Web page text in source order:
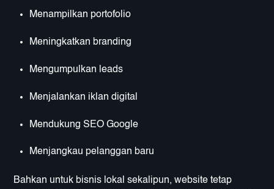
Menampilkan portofolio
Meningkatkan branding
Mengumpulkan leads
Menjalankan iklan digital
Mendukung SEO Google
Menjangkau pelanggan baru
Bahkan untuk bisnis lokal sekalipun, website tetap